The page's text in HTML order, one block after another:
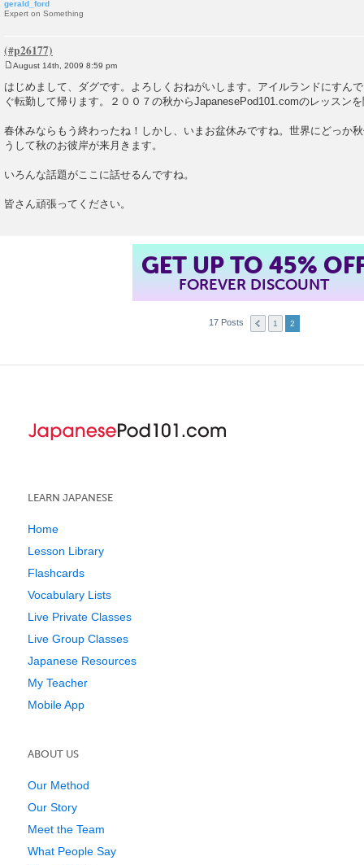
gerald_ford
Expert on Something
o
s
t
August 14th, 2009 8:59 pm
はじめまして、ダグです。よろしくおねがいします。アイルランドにすん
ぐ転勤して帰ります。２００７の秋からJapanesePod101.comのレッスン
春休みならもう終わったね！しかし、いまお盆休みですね。世界にどっか
うして秋のお彼岸が来月きます。
いろんな話題がここに話せるんですね。
皆さん頑張ってください。
GET UP TO 45%
FOREVER DISCOUNT
17 Posts 1 2
LEARN JAPANESE
Home
Lesson Library
Flashcards
Vocabulary Lists
Live Private Classes
Live Group Classes
Japanese Resources
My Teacher
Mobile App
ABOUT US
Our Method
Our Story
Meet the Team
What People Say